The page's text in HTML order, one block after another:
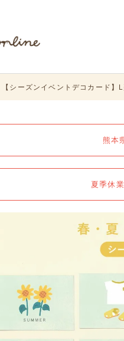
シーズンイベントデコカード】
熊本
夏季休